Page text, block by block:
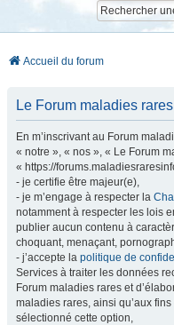
Accueil du forum
Le Forum maladies
En m’inscrivant au Forum
« notre », « nos », « Le Forum
« https://
- je certifie être majeur(e),
- je m’engage à respecter la
notamment à respecter les lois
publier aucun contenu à
choquant, menaçant,
- j’accepte la politique de
Services à traiter les données
Forum maladies rares et
maladies rares, ainsi qu’aux
sélectionné cette option,